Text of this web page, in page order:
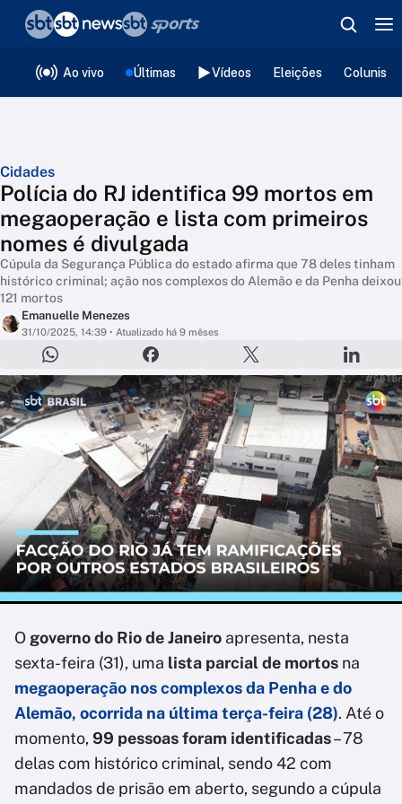
Ao vivo Últimas Vídeos Eleições
Cidades
Polícia do RJ identifica 99 mortos em
megaoperação e lista com primeiros
nomes é divulgada
Cúpula da Segurança Pública do estado afirma que 78 deles tinham
histórico criminal; ação nos complexos do Alemão e da Penha deixou
121 mortos
Emanuelle Menezes
31/10/2025, 14:39 • Atualizado há 9 mêses
O governo do Rio de Janeiro apresenta, nesta
sexta-feira (31), uma lista parcial de mortos na
megaoperação nos complexos da Penha e do
Alemão, ocorrida na última terça-feira (28). Até o
momento, 99 pessoas foram identificadas– 78
delas com histórico criminal, sendo 42 com
mandados de prisão em aberto, segundo a cúpula
❮voltar
Editorias